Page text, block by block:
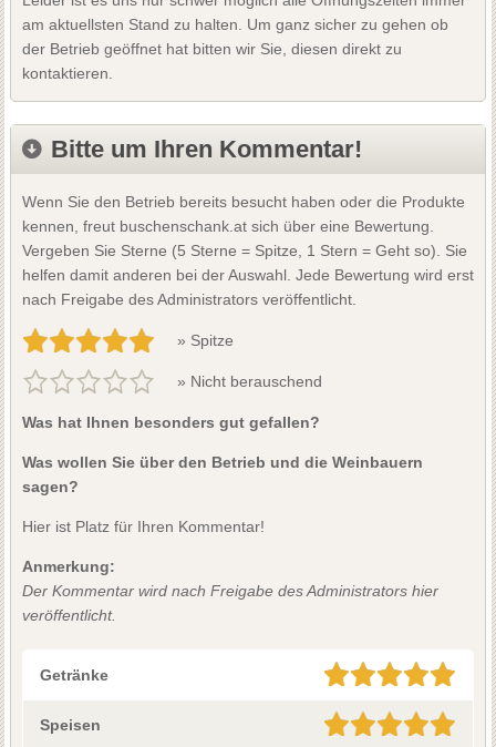
am aktuellsten Stand zu halten. Um ganz sicher zu gehen ob
der Betrieb geöffnet hat bitten wir Sie, diesen direkt zu
kontaktieren.
Bitte um Ihren Kommentar!
Wenn Sie den Betrieb bereits besucht haben oder die Produkte
kennen, freut buschenschank.at sich über eine Bewertung.
Vergeben Sie Sterne (5 Sterne = Spitze, 1 Stern = Geht so). Sie
helfen damit anderen bei der Auswahl. Jede Bewertung wird erst
nach Freigabe des Administrators veröffentlicht.
» Spitze
» Nicht berauschend
Was hat Ihnen besonders gut gefallen?
Was wollen Sie über den Betrieb und die Weinbauern
sagen?
Hier ist Platz für Ihren Kommentar!
Anmerkung:
Der Kommentar wird nach Freigabe des Administrators hier
veröffentlicht.
Getränke
Speisen